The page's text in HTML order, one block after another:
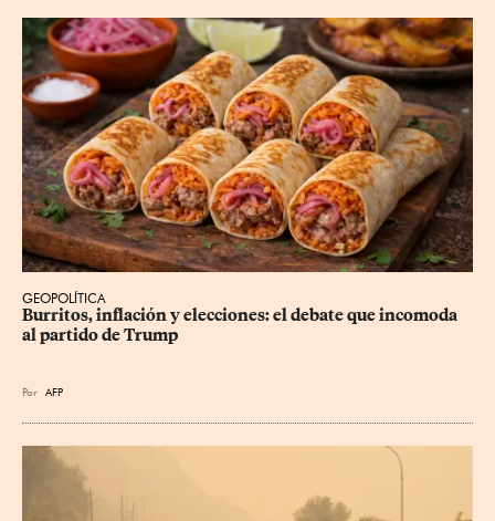
GEOPOLÍTICA
Burritos, inflación y elecciones: el debate que incomoda
al partido de Trump
Por AFP